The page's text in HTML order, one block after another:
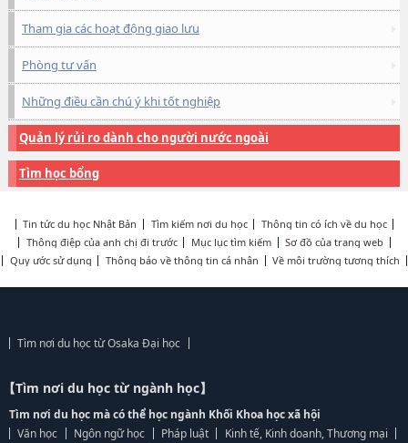
Tham gia các hoạt động giao lưu
Phòng tư vấn
Những điều cần chú ý khi tốt nghiệp
Quản lý rủi ro dành cho người nước ngoài
Tìm học bổng
Tin tức du học Nhật Bản Tìm kiếm nơi du học
Thông tin có ích về du học
Thông điệp của anh chị đi trước
Mục lục tìm kiếm
Sơ đồ của trang web
Quy ước sử dụng
Thông báo về thông tin cá nhân Về môi trường tương thích
Tìm nơi du học từ Osaka Đại học
【Tìm nơi du học từ ngành học】
Tìm nơi du học mà có thể học ngành Khối Khoa học xã hội
Văn học
Ngôn ngữ học Pháp luật
Kinh tế, Kinh doanh, Thương mại